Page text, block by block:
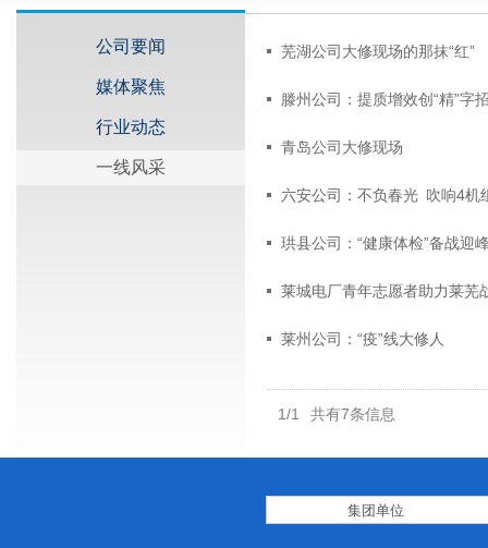
公司要闻
媒体聚焦
行业动态
一线风采
芜湖公司大修现场的那抹“红”
滕州公司：提质增效创“精”字
青岛公司大修现场
六安公司：不负春光 吹响4机
珙县公司：“健康体检”备战迎
莱城电厂青年志愿者助力莱芜
莱州公司：“疫”线大修人
1/1 共有7条信息